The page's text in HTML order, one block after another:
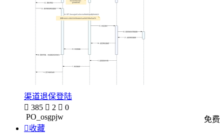
渠道退保登陆
 385  2  0
PO_osgpjw
免费
收藏